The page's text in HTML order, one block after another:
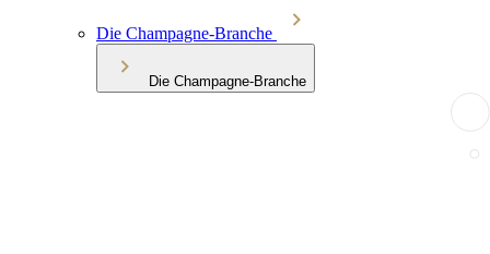
Die Champagne-Branche
Die Champagne-Branche